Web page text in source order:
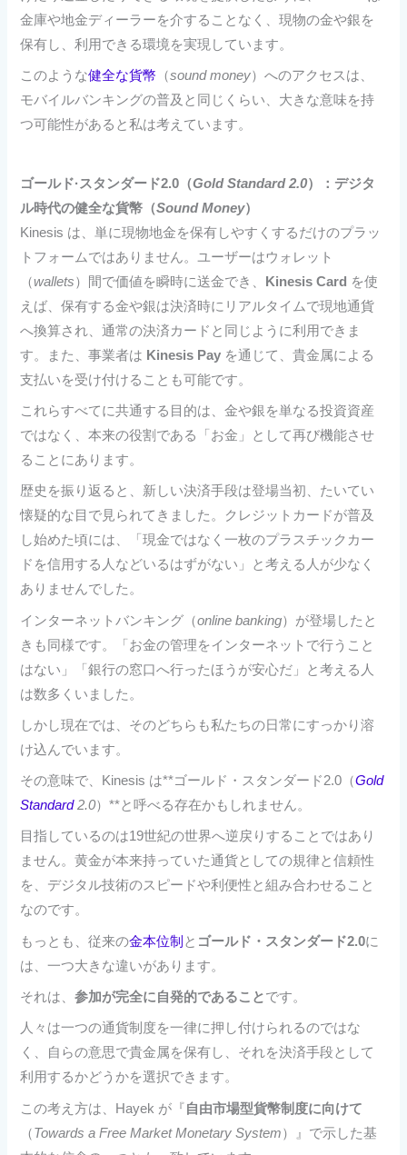
金庫や地金ディーラーを介することなく、現物の金や銀を
保有し、利用できる環境を実現しています。
このような健全な貨幣 （sound money）へのアクセスは、
モバイルバンキングの普及と同じくらい、大きな意味を持
つ可能性があると私は考えています。
ゴールド·スタンダード2.0（Gold Standard 2.0）：デジタ
ル時代の健全な貨幣（Sound Money）
Kinesis は、単に現物地金を保有しやすくするだけのプラッ
トフォームではありません。ユーザーはウォレット
（wallets）間で価値を瞬時に送金でき、 Kinesis Card を使
えば、保有する金や銀は決済時にリアルタイムで現地通貨
へ換算され、通常の決済カードと同じように利用できま
す。また、事業者は Kinesis Pay を通じて、貴金属による
支払いを受け付けることも可能です。
これらすべてに共通する目的は、金や銀を単なる投資資産
ではなく、本来の役割である「お金」として再び機能させ
ることにあります。
歴史を振り返ると、新しい決済手段は登場当初、たいてい
懐疑的な目で見られてきました。クレジットカードが普及
し始めた頃には、「現金ではなく一枚のプラスチックカー
ドを信用する人などいるはずがない」と考える人が少なく
ありませんでした。
インターネットバンキング（online banking）が登場したと
きも同様です。「お金の管理をインターネットで行うこと
はない」「銀行の窓口へ行ったほうが安心だ」と考える人
は数多くいました。
しかし現在では、そのどちらも私たちの日常にすっかり溶
け込んでいます。
その意味で、Kinesis は**ゴールド・スタンダード2.0（Gold
Standard2.0）**と呼べる存在かもしれません。
目指しているのは19世紀の世界へ逆戻りすることではあり
ません。黄金が本来持っていた通貨としての規律と信頼性
を、デジタル技術のスピードや利便性と組み合わせること
なのです。
もっとも、従来の金本位制 と ゴールド・スタンダード2.0に
は、一つ大きな違いがあります。
それは、参加が完全に自発的であることです。
人々は一つの通貨制度を一律に押し付けられるのではな
く、自らの意思で貴金属を保有し、それを決済手段として
利用するかどうかを選択できます。
この考え方は、Hayek が『自由市場型貨幣制度に向けて
（Towards a Free Market Monetary System）』で示した基